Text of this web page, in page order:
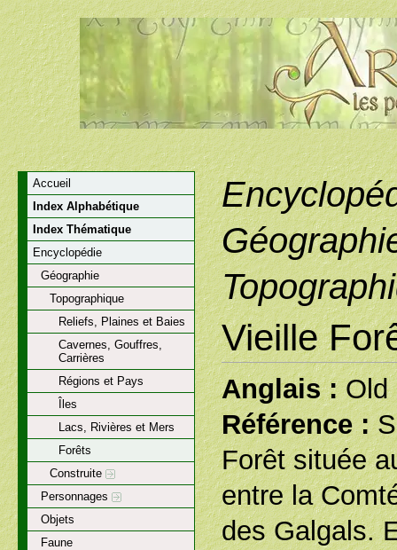
Accueil
Index Alphabétique
Index Thématique
Encyclopédie
Géographie
Topographique
Reliefs, Plaines et Baies
Cavernes, Gouffres,
Carrières
Régions et Pays
Îles
Lacs, Rivières et Mers
Forêts
Construite
Personnages
Objets
Faune
Vieille
Anglais :Old
Référence :
Forêt située
entre la
des Galgals.